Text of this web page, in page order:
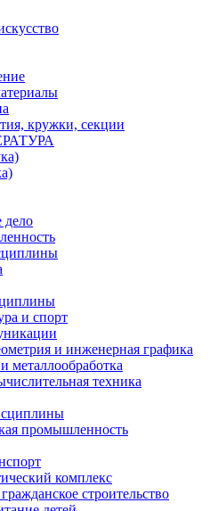
кружки, секции
дело
и спорт
и инженерная графика
металлообработка
техника
промышленность
комплекс
строительство